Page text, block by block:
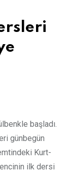
başladı.
günbegün
Kurt-
ilk dersi